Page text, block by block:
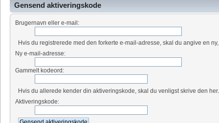
Gensend aktiveringskode
Brugernavn eller e-mail:
Hvis du registrerede med den forkerte e-mail-adresse, skal du angive en
Ny e-mail-adresse:
Gammelt kodeord:
Hvis du allerede kender din aktiveringskode, skal du venligst skrive den her.
Aktiveringskode: